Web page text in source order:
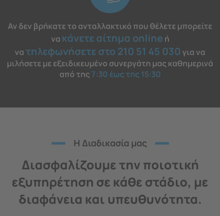
Αν δεν βρήκατε το ανταλλακτικό που θέλετε μπορείτε
να κάνετε αίτημα online ή
νατηλεφωνήσετε στο 210 51 45 030 για να
μιλήσετε με εξειδικευμένο συνεργάτη μας καθημερινά
από της7:30 έως της 15:30
H Διαδικασία μας
Διασφαλίζουμε την ποιοτική
εξυπηρέτηση σε κάθε στάδιο, με
διαφάνεια και υπευθυνότητα.